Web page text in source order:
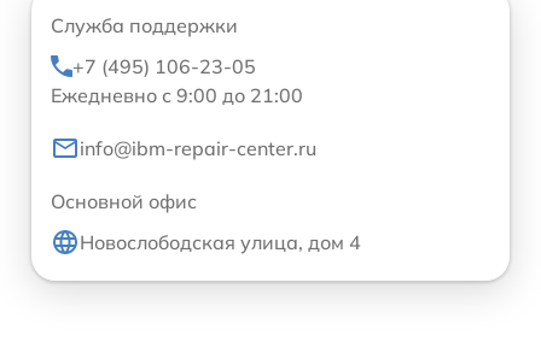
Служба поддержки
+7 (495) 106-23-05
Ежедневно с 9:00 до 21:00
info@ibm-repair-center.ru
Основной офис
Новослободская улица, дом 4